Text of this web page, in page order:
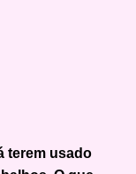
terem usado